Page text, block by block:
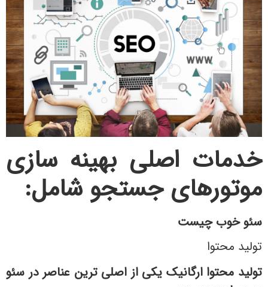
خدمات اصلی بهینه سازی
موتورهای جستجو شامل:
سئو خوب چیست
تولید محتوا
تولید محتوا ارگانیک یکی از اصلی ترین عناصر در سئو